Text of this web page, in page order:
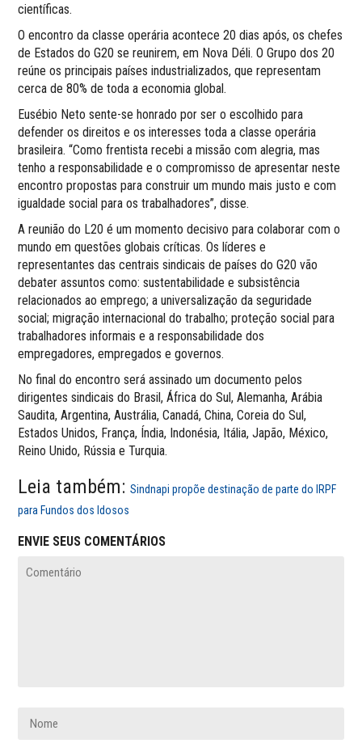
científicas.
O encontro da classe operária acontece 20 dias após, os chefes
de Estados do G20 se reunirem, em Nova Déli. O Grupo dos 20
reúne os principais países industrializados, que representam
cerca de 80% de toda a economia global.
Eusébio Neto sente-se honrado por ser o escolhido para
defender os direitos e os interesses toda a classe operária
brasileira. “Como frentista recebi a missão com alegria, mas
tenho a responsabilidade e o compromisso de apresentar neste
encontro propostas para construir um mundo mais justo e com
igualdade social para os trabalhadores”, disse.
A reunião do L20 é um momento decisivo para colaborar com o
mundo em questões globais críticas. Os líderes e
representantes das centrais sindicais de países do G20 vão
debater assuntos como: sustentabilidade e subsistência
relacionados ao emprego; a universalização da seguridade
social; migração internacional do trabalho; proteção social para
trabalhadores informais e a responsabilidade dos
empregadores, empregados e governos.
No final do encontro será assinado um documento pelos
dirigentes sindicais do Brasil, África do Sul, Alemanha, Arábia
Saudita, Argentina, Austrália, Canadá, China, Coreia do Sul,
Estados Unidos, França, Índia, Indonésia, Itália, Japão, México,
Reino Unido, Rússia e Turquia.
Leia também:Sindnapi propõe destinação de parte do IRPF
para Fundos dos Idosos
ENVIE SEUS COMENTÁRIOS